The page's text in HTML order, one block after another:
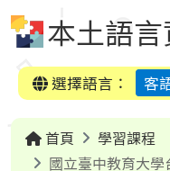
本土語
選擇語言：
客
首頁
學習課程
國立臺中教育大